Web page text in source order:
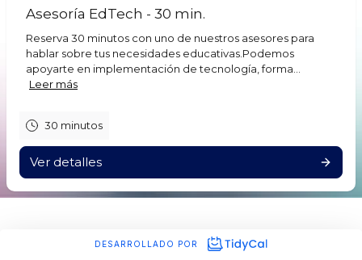
Asesoría EdTech - 30 min.
Reserva 30 minutos con uno de nuestros asesores para
hablar sobre tus necesidades educativas.Podemos
apoyarte en implementación de tecnología, forma...
Leer más
30 minutos
Ver detalles
DESARROLLADO POR